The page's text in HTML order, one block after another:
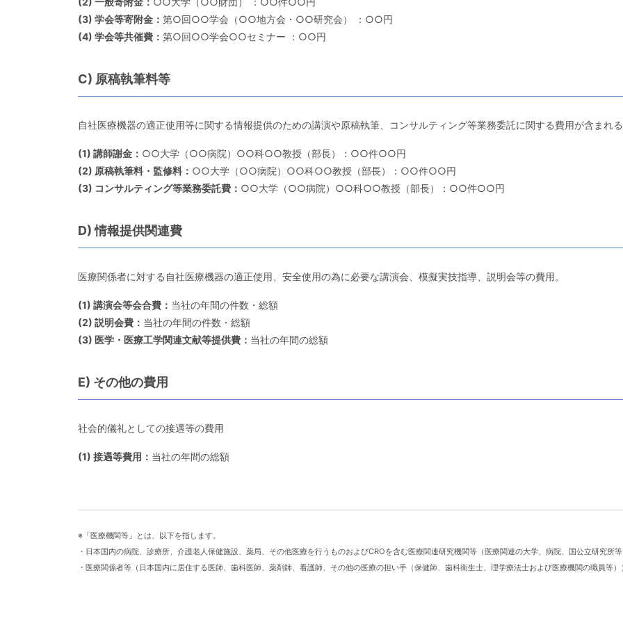
(3) 学会等寄附金： 第○回○○学会（○○地方会・○○研究会） ：○○円
(4) 学会等共催費： 第○回○○学会○○セミナー ：○○円
C) 原稿執筆料等
自社医療機器の適正使用等に関する情報提供のための講演や原稿執筆、コンサルティング等業務委託に関する費用が含まれ
(1) 講師謝金： ○○大学（○○病院）○○科○○教授（部長）：○○件○○円
(2) 原稿執筆料・監修料： ○○大学（○○病院）○○科○○教授（部長）：○○件○○円
(3) コンサルティング等業務委託費： ○○大学（○○病院）○○科○○教授（部長）：○○件○○円
D) 情報提供関連費
医療関係者に対する自社医療機器の適正使用、安全使用の為に必要な講演会、模擬実技指導、説明会等の費用。
(1) 講演会等会合費： 当社の年間の件数・総額
(2) 説明会費： 当社の年間の件数・総額
(3) 医学・医療工学関連文献等提供費： 当社の年間の総額
E) その他の費用
社会的儀礼としての接遇等の費用
(1) 接遇等費用： 当社の年間の総額
※「医療機関等」とは、以下を指します。
・日本国内の病院、診療所、介護老人保健施設、薬局、その他医療を行うものおよびCROを含む医療関連研究機関等（医療関連の大学、病院、国公立研究所
・医療関係者等（日本国内に居住する医師、歯科医師、薬剤師、看護師、その他の医療の担い手（保健師、歯科衛生士、理学療法士および医療機関の職員等）